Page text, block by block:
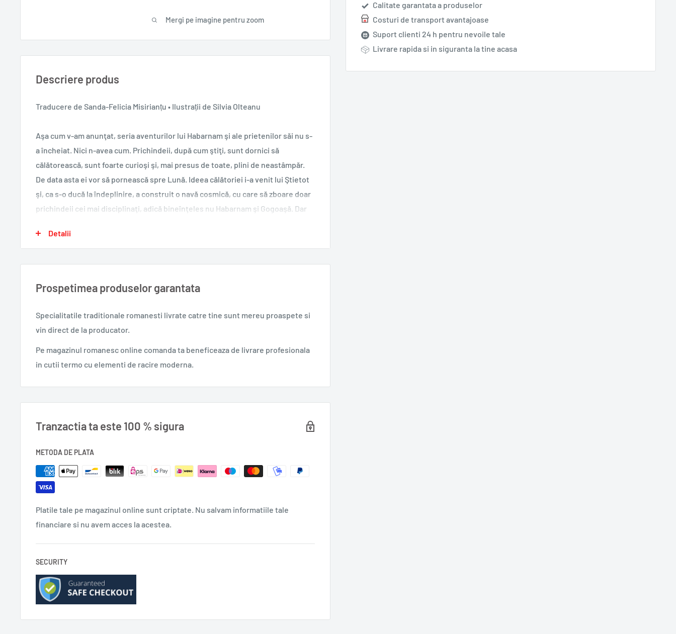
Mergi pe imagine pentru zoom
Calitate garantata a produselor
Costuri de transport avantajoase
Suport clienti 24 h pentru nevoile tale
Livrare rapida si in siguranta la tine acasa
Descriere produs
Traducere de Sanda-Felicia Misirianțu • Ilustrații de Silvia Olteanu
Aşa cum v-am anunţat, seria aventurilor lui Habarnam şi ale prietenilor săi nu s-
a încheiat. Nici n-avea cum. Prichindeii, după cum ştiţi, sunt dornici să
călătorească, sunt foarte curioşi şi, mai presus de toate, plini de neastâmpăr.
De data asta ei vor să pornească spre Lună. Ideea călătoriei i-a venit lui Ştietot
şi, ca s-o ducă la îndeplinire, a construit o navă cosmică, cu care să zboare doar
prichindeii cei mai disciplinaţi, adică bineînţeles nu Habarnam şi Gogoaşă. Dar
Lună, unde au parte de peripeţii de tot soiul cu „prichindeii lunatici", nişte
Sfatul nostru este să nu lăsaţi cartea din mână până ce nu veţi afla cum i-a
salvat Ştietot, împreună cu Cerceluşa şi cu Scrumbiuţa, pe cei doi aventurieri şi
cum s-au întors cu toţii pe Pământ.
Titlu: Habarnam pe Lună
An apariție: 2013
Ediție: I
Format: 16,5x23,5 cm
ISBN: 978-973-50-4049-9
Domeniu: carte pentru copii & adolescenţi, literatură
Autor: Nikolai Nosov
Traducere: Sanda-Felicia Misirianţu
Detalii
Prospetimea produselor garantata
Specialitatile traditionale romanesti livrate catre tine sunt mereu proaspete si
vin direct de la producator.
Pe magazinul romanesc online comanda ta beneficeaza de livrare profesionala
in cutii termo cu elementi de racire moderna.
Tranzactia ta este 100 % sigura
METODA DE PLATA
Platile tale pe magazinul online sunt criptate. Nu salvam informatiile tale
financiare si nu avem acces la acestea.
SECURITY